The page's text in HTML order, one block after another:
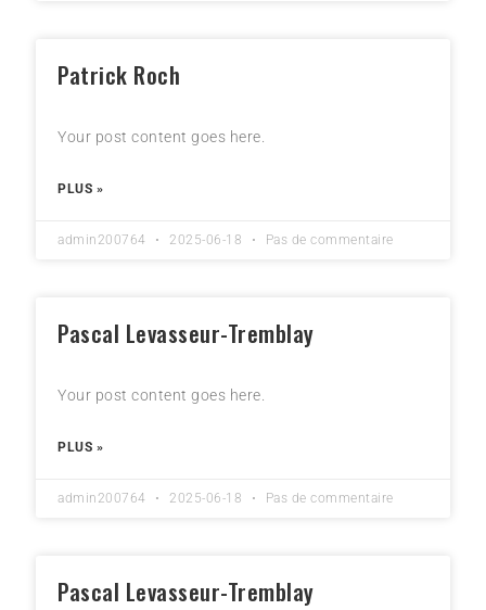
Patrick Roch
Your post content goes here.
PLUS »
admin200764 2025-06-18 Pas de commentaire
Pascal Levasseur-Tremblay
Your post content goes here.
PLUS »
admin200764 2025-06-18 Pas de commentaire
Pascal Levasseur-Tremblay